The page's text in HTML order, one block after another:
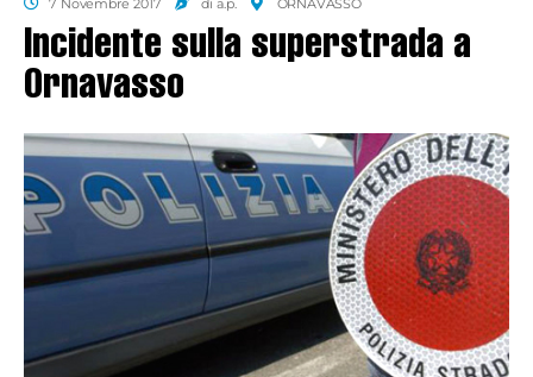
7 Novembre 2017 di a.p. ORNAVASSO
Incidente sulla superstrada a
Ornavasso